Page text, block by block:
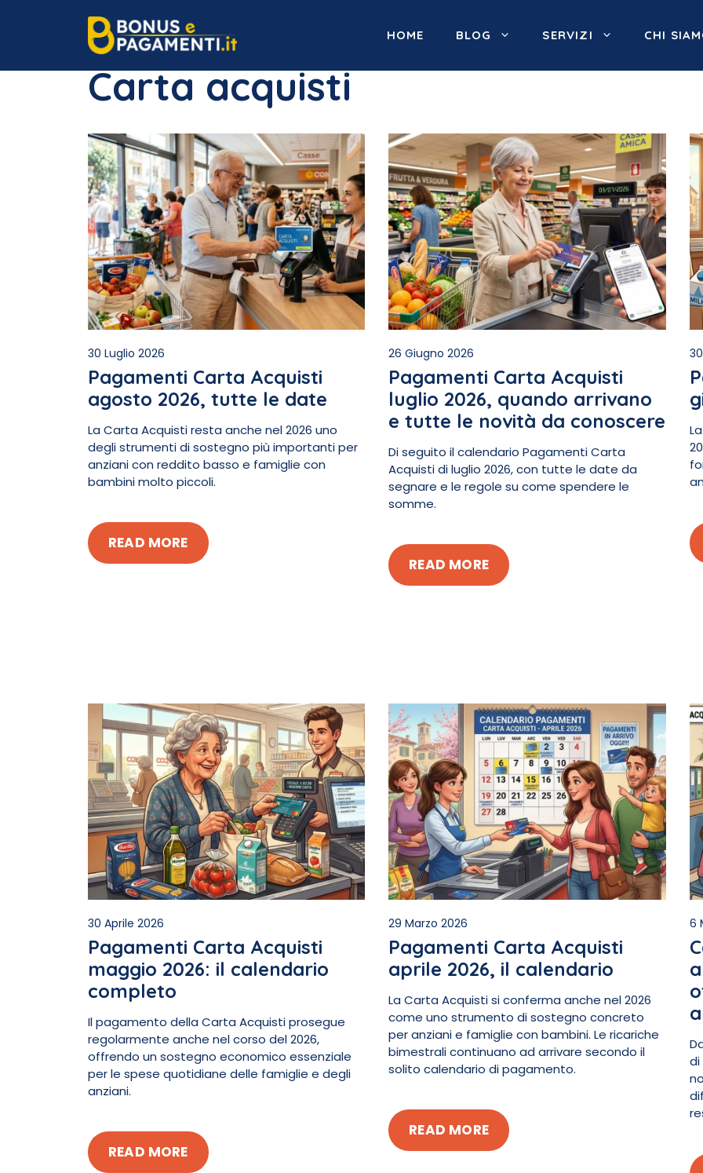
HOME BLOG SERVIZI CHI
Carta acquisti
30 Luglio 2026
Pagamenti Carta Acquisti
agosto 2026, tutte le date
La Carta Acquisti resta anche nel 2026 uno
degli strumenti di sostegno più importanti per
anziani con reddito basso e famiglie con
bambini molto piccoli.
READ MORE
26 Giugno 2026
Pagamenti Carta Acquisti
luglio 2026, quando arrivano
e tutte le novità da conoscere
Di seguito il calendario Pagamenti Carta
Acquisti di luglio 2026, con tutte le date da
segnare e le regole su come spendere le
somme.
READ MORE
30 Aprile 2026
Pagamenti Carta Acquisti
maggio 2026: il calendario
completo
Il pagamento della Carta Acquisti prosegue
regolarmente anche nel corso del 2026,
offrendo un sostegno economico essenziale
per le spese quotidiane delle famiglie e degli
anziani.
READ MORE
29 Marzo 2026
Pagamenti Carta Acquisti
aprile 2026, il calendario
La Carta Acquisti si conferma anche nel 2026
come uno strumento di sostegno concreto
per anziani e famiglie con bambini. Le ricariche
bimestrali continuano ad arrivare secondo il
solito calendario di pagamento.
READ MORE
6
di